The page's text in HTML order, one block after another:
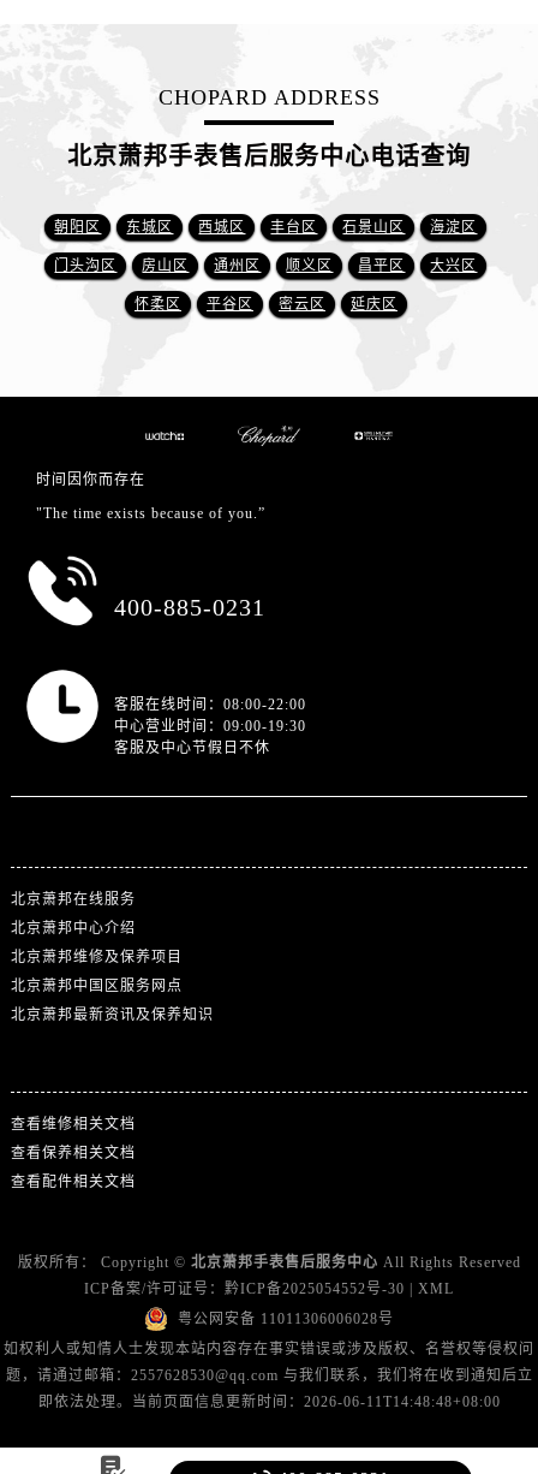
CHOPARD ADDRESS
北京萧邦手表售后服务中心电话查询
朝阳区 东城区 西城区 丰台区 石景山区 海淀区
门头沟区 房山区 通州区 顺义区 昌平区 大兴区
怀柔区 平谷区 密云区 延庆区
时间因你而存在
"The time exists because of you.”
400-885-0231
客服在线时间：08:00-22:00
中心营业时间：09:00-19:30
客服及中心节假日不休
北京萧邦在线服务
北京萧邦中心介绍
北京萧邦维修及保养项目
北京萧邦中国区服务网点
北京萧邦最新资讯及保养知识
查看维修相关文档
查看保养相关文档
查看配件相关文档
版权所有： Copyright © 北京萧邦手表售后服务中心 All Rights Reserved
ICP备案/许可证号： 黔ICP备2025054552号-30 | XML
粤公网安备 11011306006028号
如权利人或知情人士发现本站内容存在事实错误或涉及版权、名誉权等侵权问
题，请通过邮箱：2557628530@qq.com 与我们联系，我们将在收到通知后立
即依法处理。当前页面信息更新时间：2026-06-11T14:48:48+08:00
